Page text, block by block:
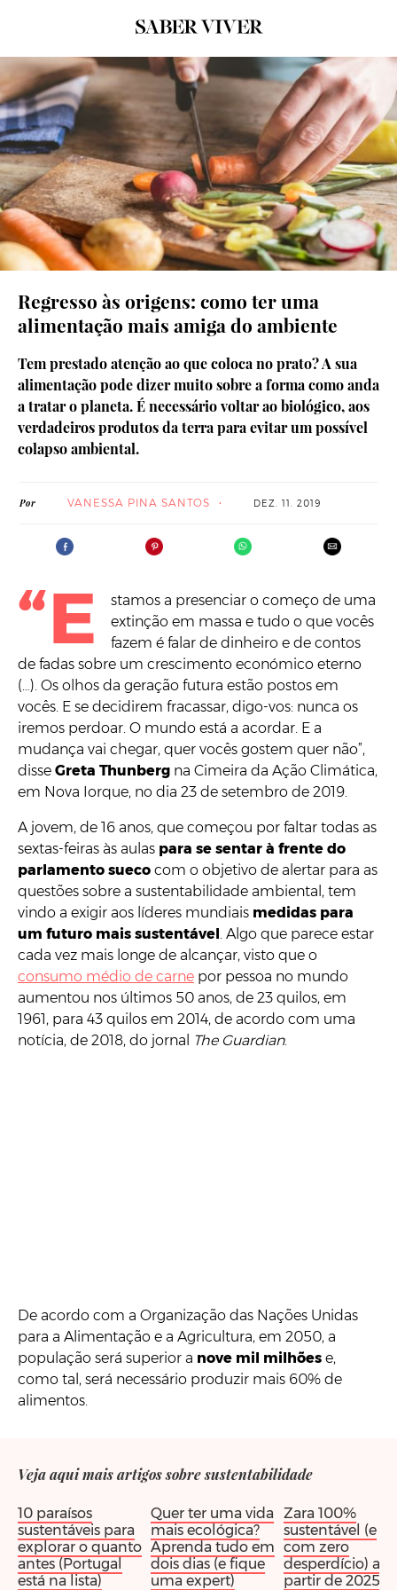
© Getty Images
Regresso às origens: como ter uma
alimentação mais amiga do ambiente
Tem prestado atenção ao que coloca no prato? A sua
alimentação pode dizer muito sobre a forma como anda
a tratar o planeta. É necessário voltar ao biológico, aos
verdadeiros produtos da terra para evitar um possível
colapso ambiental.
Por VANESSA PINA SANTOS DEZ. 11. 2019
“E
stamos a presenciar o começo de uma
extinção em massa e tudo o que vocês
fazem é falar de dinheiro e de contos
de fadas sobre um crescimento económico eterno
(…). Os olhos da geração futura estão postos em
vocês. E se decidirem fracassar, digo-vos: nunca os
iremos perdoar. O mundo está a acordar. E a
mudança vai chegar, quer vocês gostem quer não”,
disse Greta Thunberg na Cimeira da Ação Climática,
em Nova Iorque, no dia 23 de setembro de 2019.
A jovem, de 16 anos, que começou por faltar todas as
sextas-feiras às aulas para se sentar à frente do
parlamento sueco com o objetivo de alertar para as
questões sobre a sustentabilidade ambiental, tem
vindo a exigir aos líderes mundiais medidas para
um futuro mais sustentável. Algo que parece estar
cada vez mais longe de alcançar, visto que o
consumo médio de carne por pessoa no mundo
aumentou nos últimos 50 anos, de 23 quilos, em
1961, para 43 quilos em 2014, de acordo com uma
notícia, de 2018, do jornal The Guardian.
De acordo com a Organização das Nações Unidas
para a Alimentação e a Agricultura, em 2050, a
população será superior a nove mil milhões e,
como tal, será necessário produzir mais 60% de
alimentos.
Veja aqui mais artigos sobre sustentabilidade
10 paraísos
sustentáveis para
explorar o quanto
antes (Portugal
está na lista)
Quer ter uma vida
mais ecológica?
Aprenda tudo em
dois dias (e fique
uma expert)
Zara 100%
sustentável (e
com zero
desperdício) a
partir de 2025